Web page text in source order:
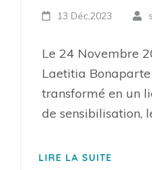
13 Déc,2023
Le 24 Novembre
Laetitia Bonaparte
transformé en un
de sensibilisation,
LIRE LA SUITE